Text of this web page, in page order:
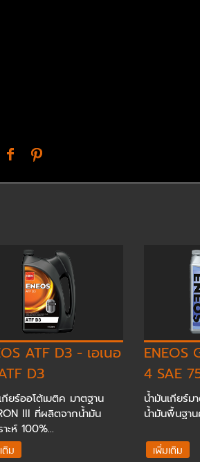
ATF D3 - เอเนอ
D3
กียร์ออโต้เมติค มาตฐาน
III ที่ผลิตจากน้ำมัน
ะห์ 100%...
ติม
ENEOS
4 SAE
น้ำมันเกียร์
น้ำมันพื้นฐา
เพิ่มเติม